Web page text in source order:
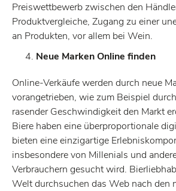
Preiswettbewerb zwischen den
Produktvergleiche, Zugang zu einer
an Produkten, vor allem bei Wein.
Neue Marken Online finden
Online-Verkäufe werden durch neue
vorangetrieben, wie zum Beispiel
rasender Geschwindigkeit den Markt
Biere haben eine überproportionale
bieten eine einzigartige
insbesondere von Millenials und
Verbrauchern gesucht wird.
Welt durchsuchen das Web nach den